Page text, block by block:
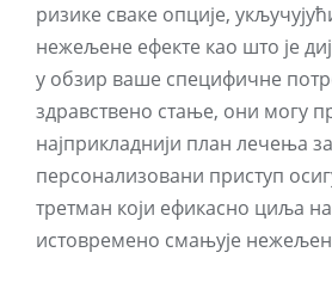
ризике сваке опције,
нежељене ефекте као што је
у обзир ваше специфичне
здравствено стање, они могу
најприкладнији план лечења
персонализовани приступ
третман који ефикасно циља
истовремено смањује